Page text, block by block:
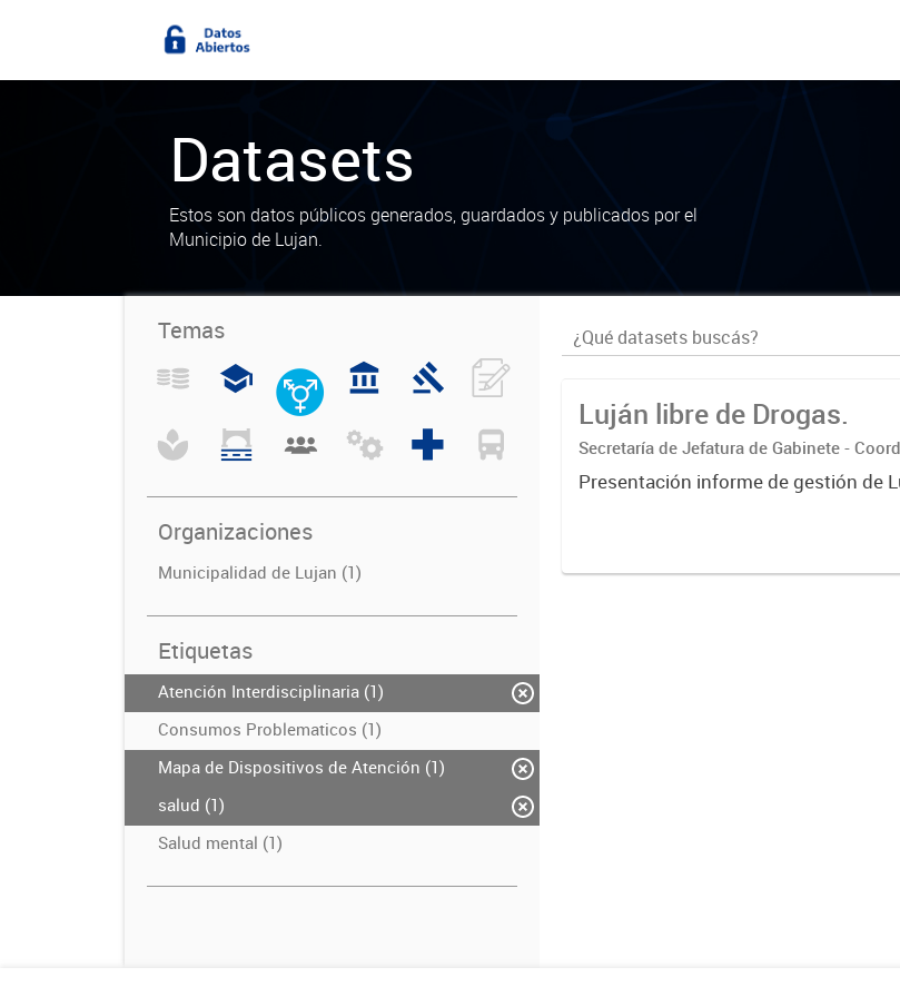
Datasets
Estos son datos públicos generados, guardados y publicados por el
Municipio de Lujan.
Temas
Organizaciones
Municipalidad de Lujan (1)
Etiquetas
Atención Interdisciplinaria (1)
Consumos Problematicos (1)
Mapa de Dispositivos de Atención (1)
salud (1)
Salud mental (1)
Luján libre de Drogas.
Secretaría de Jefatura de Gabinete -
Presentación informe de gestión de